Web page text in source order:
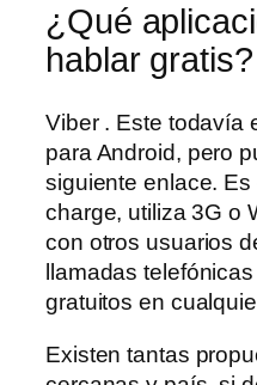
¿Qué
hablar gratis?
Viber . Este todavía
para Android, pero
siguiente enlace.
charge, utiliza 3G o
con otros usuarios
llamadas
gratuitos en
Existen tantas